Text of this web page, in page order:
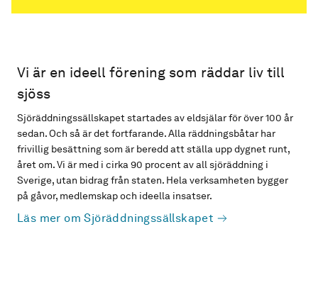
Vi är en ideell förening som räddar liv till
sjöss
Sjöräddningssällskapet startades av eldsjälar för över 100 år
sedan. Och så är det fortfarande. Alla räddningsbåtar har
frivillig besättning som är beredd att ställa upp dygnet runt,
året om. Vi är med i cirka 90 procent av all sjöräddning i
Sverige, utan bidrag från staten. Hela verksamheten bygger
på gåvor, medlemskap och ideella insatser.
Läs mer om Sjöräddningssällskapet